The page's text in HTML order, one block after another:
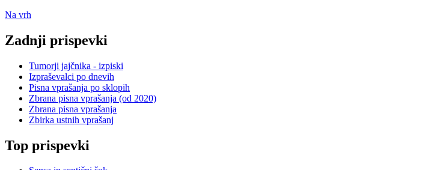
Na vrh
Zadnji prispevki
Tumorji jajčnika - izpiski
Izpraševalci po dnevih
Pisna vprašanja po sklopih
Zbrana pisna vprašanja (od 2020)
Zbrana pisna vprašanja
Zbirka ustnih vprašanj
Top prispevki